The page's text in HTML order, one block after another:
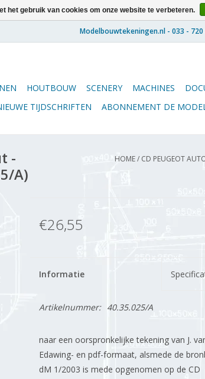
HOUTBOUW SCENERY MACHINES
TIJDSCHRIFTEN ABONNEMENT DE
-
A)
HOME/ CD PEUGEOT
€26,55
Informatie
Artikelnummer: 40.35.025/A
naar een oorspronkelijke tekening van J.
Edawing- en pdf-formaat, alsmede de
dM 1/2003 is mede opgenomen op de CD
het gebruik van cookies om onze website te verbeteren.